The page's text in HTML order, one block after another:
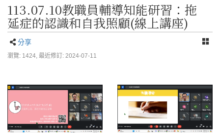
113.07.10教職員輔導知能研習：拖
延症的認識和自我照顧(線上講座)
分享
瀏覽: 1424, 最近修訂: 2024-07-11